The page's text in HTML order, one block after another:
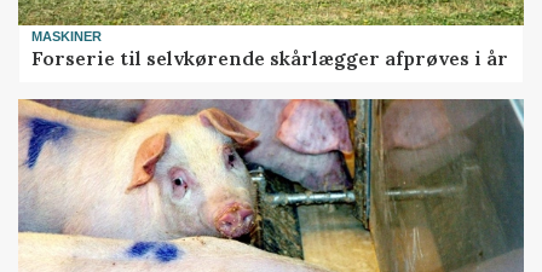
MASKINER
Forserie til selvkørende skårlægger afprøves i år